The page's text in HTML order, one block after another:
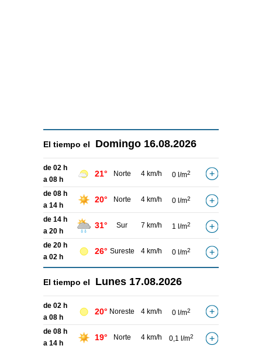
El tiempo el Domingo 16.08.2026
de 02 h
a 08 h
21° Norte 4 km/h 0 l/m2
de 08 h
a 14 h
20° Norte 4 km/h 0 l/m2
de 14 h
a 20 h
31° Sur 7 km/h 1 l/m2
de 20 h
a 02 h
26° Sureste 4 km/h 0 l/m2
El tiempo el Lunes 17.08.2026
de 02 h
a 08 h
20° Noreste 4 km/h 0 l/m2
de 08 h
a 14 h
19° Norte 4 km/h 0,1 l/m2